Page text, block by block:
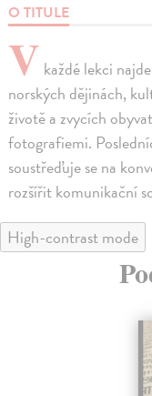
O TITULE
V každé lekci
norských dějinách,
životě a zvycích
fotografiemi.
soustřeďuje se na
rozšířit komunikační
High-contrast mode